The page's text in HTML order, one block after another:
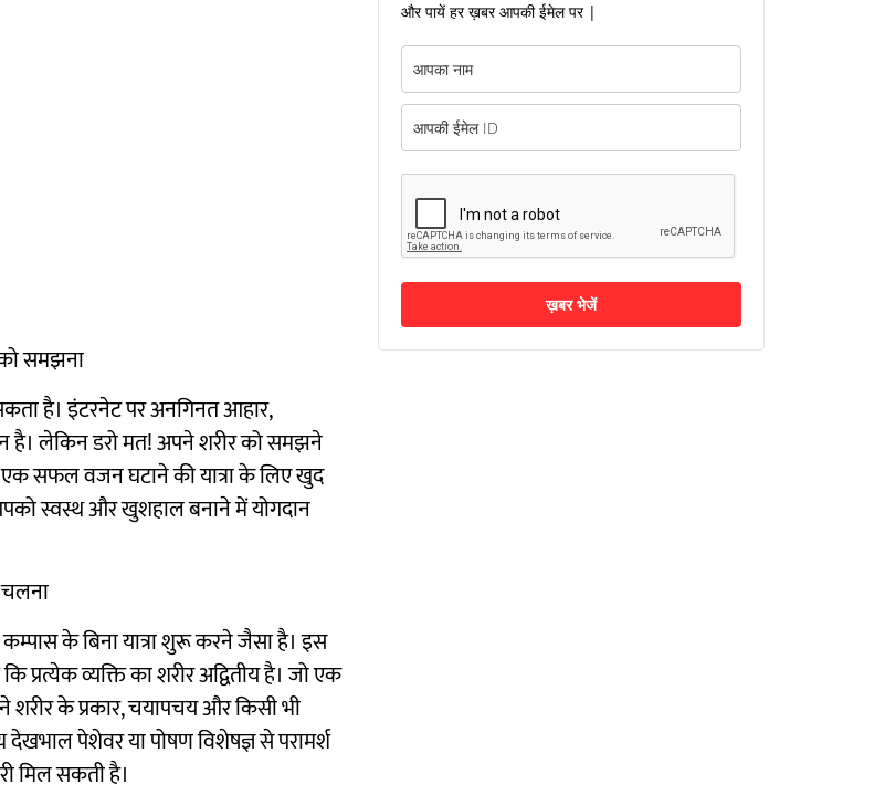
समझना
है। इंटरनेट पर अनगिनत आहार,
लेकिन डरो मत! अपने शरीर को समझने
एक सफल वजन घटाने की यात्रा के लिए खुद
स्वस्थ और खुशहाल बनाने में योगदान
के बिना यात्रा शुरू करने जैसा है। इस
व्यक्ति का शरीर अद्वितीय है। जो एक
के प्रकार, चयापचय और किसी भी
पेशेवर या पोषण विशेषज्ञ से परामर्श
मिल सकती है।
और पायें हर ख़बर आपकी ईमेल पर |
ख़बर भेजें